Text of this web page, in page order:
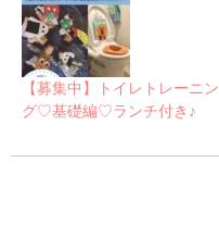
【募集中】トイレトレーニン
グ♡基礎編♡ランチ付き♪